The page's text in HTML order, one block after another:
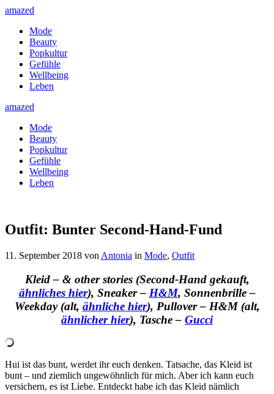
amazed
Mode
Beauty
Popkultur
Gefühle
Wellbeing
Leben
amazed
Mode
Beauty
Popkultur
Gefühle
Wellbeing
Leben
Outfit: Bunter Second-Hand-Fund
11. September 2018 von Antonia in Mode, Outfit
Kleid – & other stories (Second-Hand gekauft,
ähnliches hier), Sneaker – H&M, Sonnenbrille –
Weekday (alt, ähnliche hier), Pullover – H&M (alt,
ähnlicher hier), Tasche – Gucci
Hui ist das bunt, werdet ihr euch denken. Tatsache, das Kleid ist
bunt – und ziemlich ungewöhnlich für mich. Aber ich kann euch
versichern, es ist Liebe. Entdeckt habe ich das Kleid nämlich